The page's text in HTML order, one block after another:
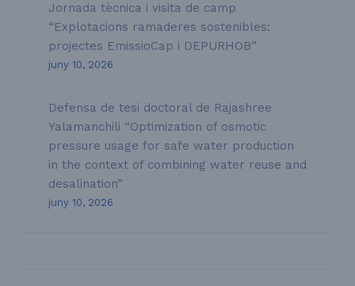
Jornada tècnica i visita de camp
“Explotacions ramaderes sostenibles:
projectes EmissioCap i DEPURHOB”
juny 10, 2026
Defensa de tesi doctoral de Rajashree
Yalamanchili “Optimization of osmotic
pressure usage for safe water production
in the context of combining water reuse and
desalination”
juny 10, 2026